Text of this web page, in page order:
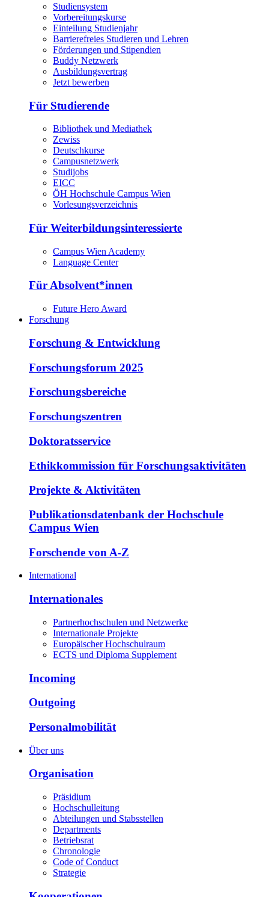
Studiensystem
Vorbereitungskurse
Einteilung Studienjahr
Barrierefreies Studieren und Lehren
Förderungen und Stipendien
Buddy Netzwerk
Ausbildungsvertrag
Jetzt bewerben
Für Studierende
Bibliothek und Mediathek
Zewiss
Deutschkurse
Campusnetzwerk
Studijobs
EICC
ÖH Hochschule Campus Wien
Vorlesungsverzeichnis
Für Weiterbildungsinteressierte
Campus Wien Academy
Language Center
Für Absolvent*innen
Future Hero Award
Forschung
Forschung & Entwicklung
Forschungsforum 2025
Forschungsbereiche
Forschungszentren
Doktoratsservice
Ethikkommission für Forschungsaktivitäten
Projekte & Aktivitäten
Publikationsdatenbank der Hochschule
Campus Wien
Forschende von A-Z
International
Internationales
Partnerhochschulen und Netzwerke
Internationale Projekte
Europäischer Hochschulraum
ECTS und Diploma Supplement
Incoming
Outgoing
Personalmobilität
Über uns
Organisation
Präsidium
Hochschulleitung
Abteilungen und Stabsstellen
Departments
Betriebsrat
Chronologie
Code of Conduct
Strategie